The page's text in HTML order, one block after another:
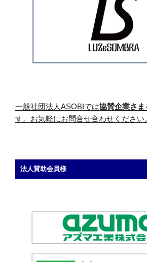
一般社団法人ASOBIでは協賛企業さま
す。お気軽にお問合せ合わせください
法人賛助会員様